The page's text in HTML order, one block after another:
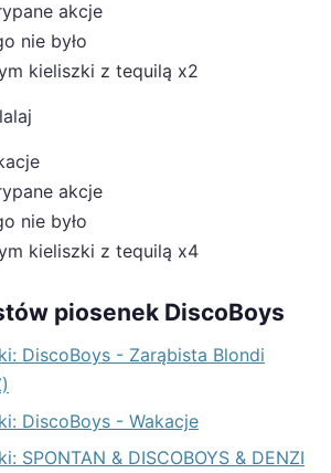
akcje
nie było
kieliszki z tequilą x2
akcje
nie było
kieliszki z tequilą x4
piosenek DiscoBoys
DiscoBoys - Zarąbista Blondi
DiscoBoys - Wakacje
SPONTAN & DISCOBOYS & DENZI